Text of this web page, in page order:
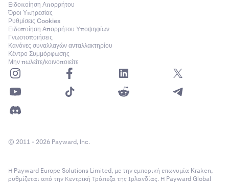
Ειδοποίηση Απορρήτου
Όροι Υπηρεσίας
Ρυθμίσεις Cookies
Ειδοποίηση Απορρήτου Υποψηφίων
Γνωστοποιήσεις
Κανόνες συναλλαγών ανταλλακτηρίου
Κέντρο Συμμόρφωσης
Μην πωλείτε/κοινοποιείτε
© 2011 - 2026 Payward, Inc.
Η Payward Europe Solutions Limited, με την εμπορική επωνυμία Kraken,
ρυθμίζεται από την Κεντρική Τράπεζα της Ιρλανδίας. Η Payward Global